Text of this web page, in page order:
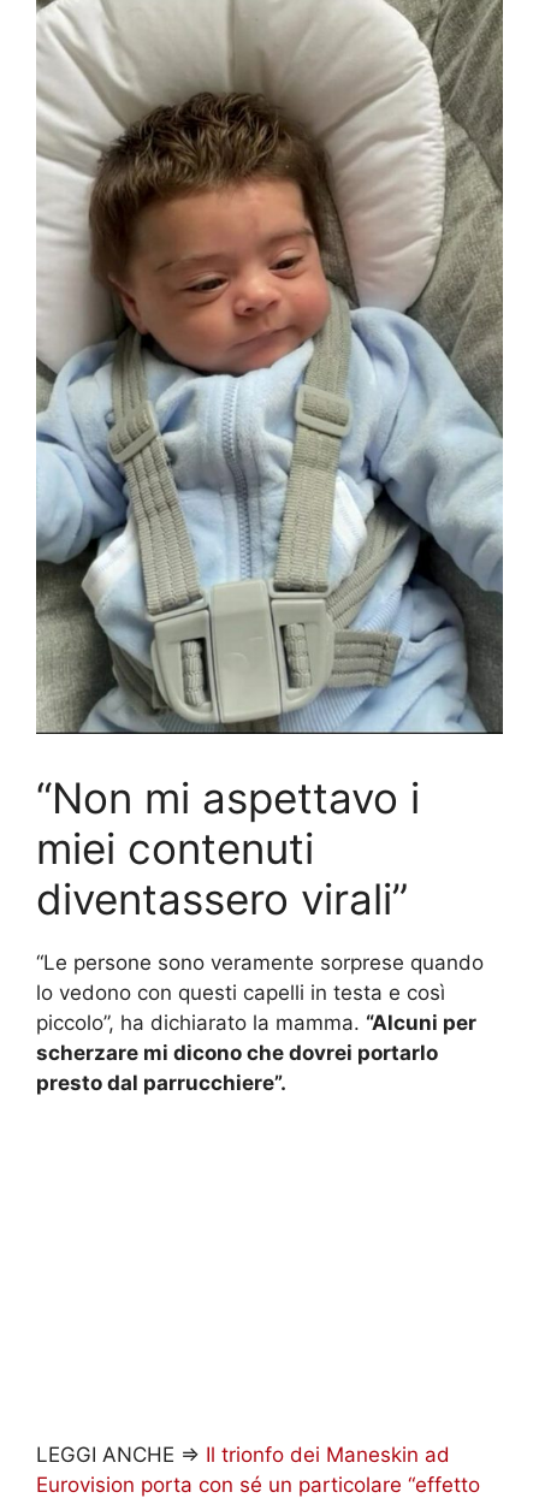
“Non mi aspettavo i
miei contenuti
diventassero virali”
“Le persone sono veramente sorprese quando
lo vedono con questi capelli in testa e così
piccolo”, ha dichiarato la mamma. “Alcuni per
scherzare mi dicono che dovrei portarlo
presto dal parrucchiere”.
LEGGI ANCHE => Il trionfo dei Maneskin ad
Eurovision porta con sé un particolare “effetto